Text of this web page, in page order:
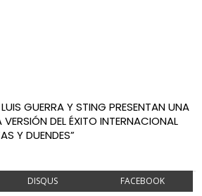
GUERRA Y STING PRESENTAN UNA
DEL ÉXITO INTERNACIONAL
Y DUENDES”
DISQUS FACEBOOK